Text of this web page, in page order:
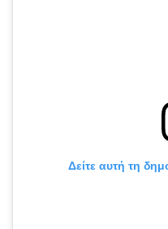
Δείτε αυτή τη